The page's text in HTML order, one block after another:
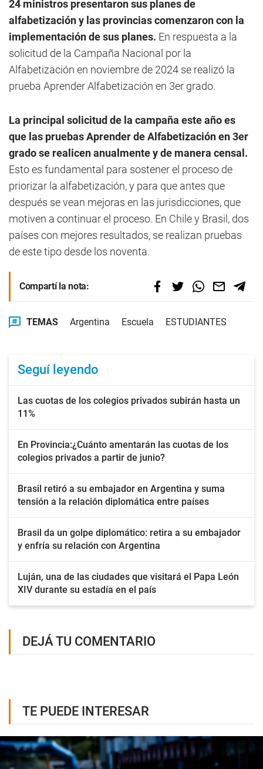
24 ministros presentaron sus planes de
alfabetización y las provincias comenzaron con la
implementación de sus planes. En respuesta a la
solicitud de la Campaña Nacional por la
Alfabetización en noviembre de 2024 se realizó la
prueba Aprender Alfabetización en 3er grado.
La principal solicitud de la campaña este año es
que las pruebas Aprender de Alfabetización en 3er
grado se realicen anualmente y de manera censal.
Esto es fundamental para sostener el proceso de
priorizar la alfabetización, y para que antes que
después se vean mejoras en las jurisdicciones, que
motiven a continuar el proceso. En Chile y Brasil, dos
países con mejores resultados, se realizan pruebas
de este tipo desde los noventa.
Compartí la nota:
TEMAS Argentina Escuela ESTUDIANTES
Seguí leyendo
Las cuotas de los colegios privados subirán hasta un
11%
En Provincia:¿Cuánto amentarán las cuotas de los
colegios privados a partir de junio?
Brasil retiró a su embajador en Argentina y suma
tensión a la relación diplomática entre países
Brasil da un golpe diplomático: retira a su embajador
y enfría su relación con Argentina
Luján, una de las ciudades que visitará el Papa León
XIV durante su estadía en el país
DEJÁ TU COMENTARIO
TE PUEDE INTERESAR